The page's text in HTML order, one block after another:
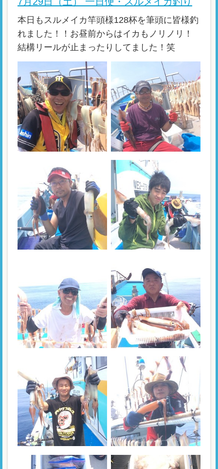
本日もスルメイカ竿頭様128杯を筆頭に皆様釣
れました！！お昼前からはイカもノリノリ！
結構リールが止まったりしてました！笑